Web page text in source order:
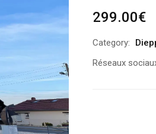
299.00€
Category:
Réseaux